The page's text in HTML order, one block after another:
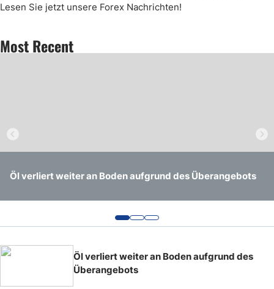
Lesen Sie jetzt unsere Forex Nachrichten!
Most Recent
Öl verliert weiter an Boden aufgrund des Überangebots
Globaler Aktienverkauf setzt sich aus Angst der Händler
fort
Globale Aktienmärkte stürzen nach Tech Sorgen
Öl verliert weiter an Boden aufgrund des
Überangebots